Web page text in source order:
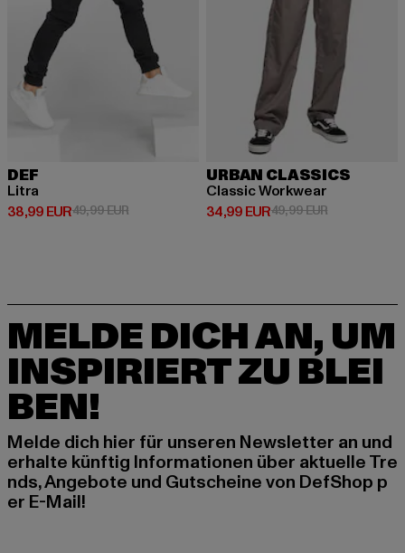
DEF
Litra
38,99 EUR
Derzeitiger Preis: 38,99 EUR
49,99 EURAktionspreis: 49,99 EUR
URBAN CLASSICS
Classic Workwear
34,99 EUR
Derzeitiger Preis: 34,99 EUR
49,99 EURAktionspreis:
MELDE DICH AN, UM
INSPIRIERT ZU BLEI
BEN!
Melde dich hier für unseren Newsletter an und
erhalte künftig Informationen über aktuelle Tre
nds, Angebote und Gutscheine von DefShop p
er E-Mail!